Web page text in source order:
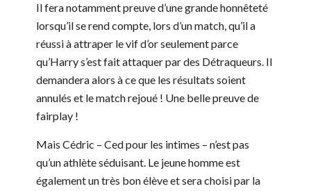
Il fera notamment preuve d’une grande honnêteté
lorsqu’il se rend compte, lors d’un match, qu’il a
réussi à attraper le vif d’or seulement parce
qu’Harry s’est fait attaquer par des Détraqueurs. Il
demandera alors à ce que les résultats soient
annulés et le match rejoué ! Une belle preuve de
fairplay !
Mais Cédric – Ced pour les intimes – n’est pas
qu’un athlète séduisant. Le jeune homme est
également un très bon élève et sera choisi par la